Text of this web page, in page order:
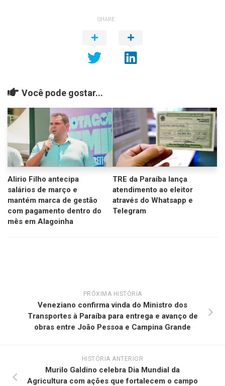
SHARE
Você pode gostar...
Alirio Filho antecipa
salários de março e
mantém marca de gestão
com pagamento dentro do
mês em Alagoinha
TRE da Paraíba lança
atendimento ao eleitor
através do Whatsapp e
Telegram
PRÓXIMA HISTÓRIA
Veneziano confirma vinda do Ministro dos
Transportes à Paraíba para entrega e avanço de
obras entre João Pessoa e Campina Grande
HISTÓRIA ANTERIOR
Murilo Galdino celebra Dia Mundial da
Agricultura com ações que fortalecem o campo